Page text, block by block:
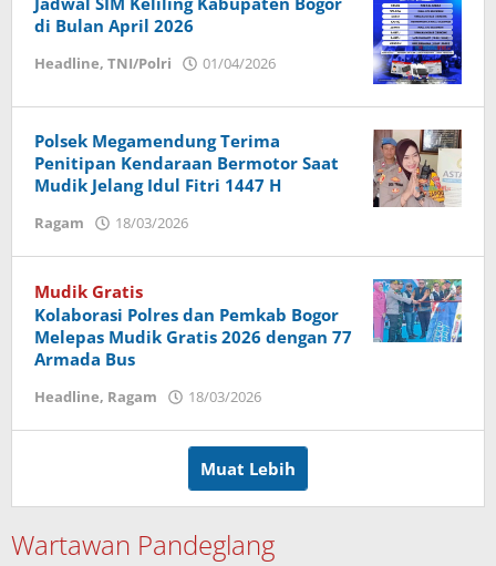
di Bulan April 2026
Headline, TNI/Polri 01/04/2026
Wisanto
Polsek Megamendung Terima
Penitipan Kendaraan Bermotor Saat
Mudik Jelang Idul Fitri 1447 H
Ragam 18/03/2026
Mudik Gratis
Kolaborasi Polres dan Pemkab Bogor
Melepas Mudik Gratis 2026 dengan 77
Armada Bus
Headline, Ragam 18/03/2026
Muat Lebih
Wartawan Pandeglang